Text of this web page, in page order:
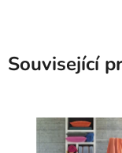
Související